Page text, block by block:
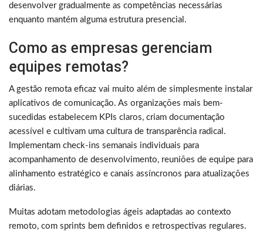
desenvolver gradualmente as competências necessárias
enquanto mantém alguma estrutura presencial.
Como as empresas gerenciam
equipes remotas?
A gestão remota eficaz vai muito além de simplesmente instalar
aplicativos de comunicação. As organizações mais bem-
sucedidas estabelecem KPIs claros, criam documentação
acessível e cultivam uma cultura de transparência radical.
Implementam check-ins semanais individuais para
acompanhamento de desenvolvimento, reuniões de equipe para
alinhamento estratégico e canais assíncronos para atualizações
diárias.
Muitas adotam metodologias ágeis adaptadas ao contexto
remoto, com sprints bem definidos e retrospectivas regulares.